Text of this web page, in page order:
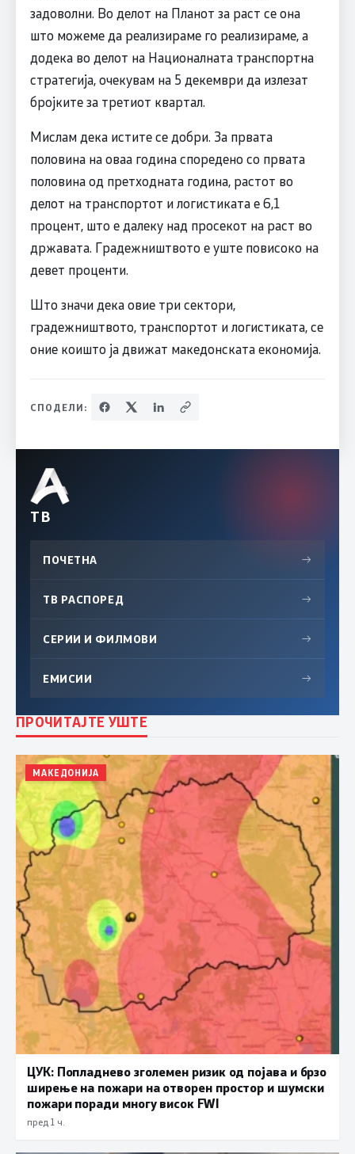
задоволни. Во делот на Планот за раст се она
што можеме да реализираме го реализираме, а
додека во делот на Националната транспортна
стратегија, очекувам на 5 декември да излезат
бројките за третиот квартал.
Мислам дека истите се добри. За првата
половина на оваа година споредено со првата
половина од претходната година, растот во
делот на транспортот и логистиката е 6,1
процент, што е далеку над просекот на раст во
државата. Градежништвото е уште повисоко на
девет проценти.
Што значи дека овие три сектори,
градежништвото, транспортот и логистиката, се
оние коишто ја движат македонската економија.
СПОДЕЛИ:
ТВ
ПОЧЕТНА →
ТВ РАСПОРЕД →
СЕРИИ И ФИЛМОВИ →
ЕМИСИИ →
ПРОЧИТАЈТЕ УШТЕ
МАКЕДОНИЈА
ЦУК: Попладнево зголемен ризик од појава и брзо
ширење на пожари на отворен простор и шумски
пожари поради многу висок FWI
пред 1 ч.